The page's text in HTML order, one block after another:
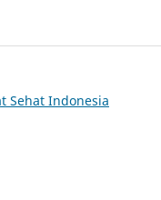
Sehat Indonesia